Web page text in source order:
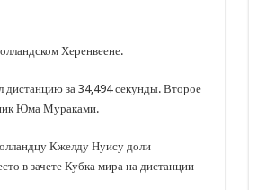
классы 2.0»
Херенвеене.
дистанцию за 34,494 секунды. Второе
Юма Мураками.
Кжелду Нуису доли
в зачете Кубка мира на дистанции